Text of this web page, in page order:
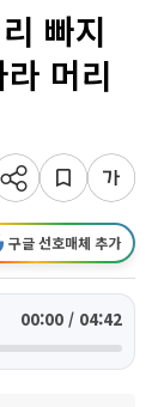
빠지
머리
구글 선호매체 추가
00:00 / 04:42